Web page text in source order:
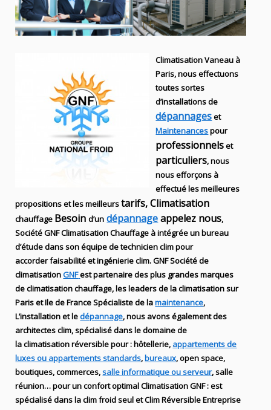
Climatisation Vaneau à
Paris, nous effectuons
toutes sortes
d’installationsde
dépannageset
Maintenancespour
professionnelset
particuliers, nous
nous efforçons à
effectué les meilleures
propositions et les meilleurstarifs, Climatisation
chauffage Besoind’un dépannageappelez nous,
SociétéGNFClimatisation Chauffage à intégrée un bureau
d’étude dans son équipe de technicienclimpour
accorder faisabilité et ingénierieclim.GNFSociété de
climatisationGNFest partenaire des plus grandes marques
declimatisation chauffage, les leadersde laclimatisation sur
Paris et Ile de France Spécialiste delamaintenance,
L’installationet ledépannage, nous avons également des
architectes clim,spécialisé dans le domaine de
laclimatisation réversiblepour : hôtellerie, appartements de
luxes ou appartements standards,bureaux, open space,
boutiques, commerces,salle informatique ou serveur, salle
réunion… pour un confort optimalClimatisationGNF:est
spécialisédans la climfroid seul et Clim Réversible Entreprise